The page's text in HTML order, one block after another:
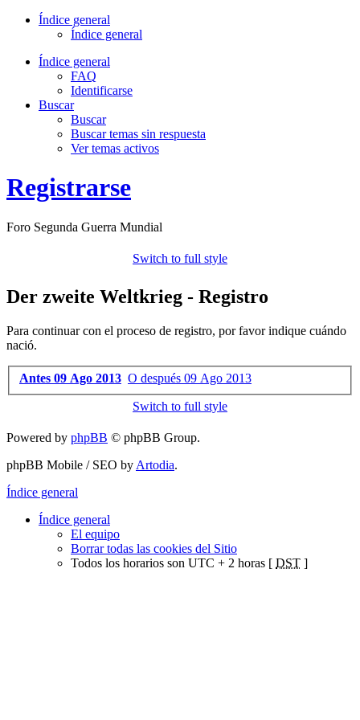
Índice general
Índice general
Índice general
FAQ
Identificarse
Buscar
Buscar
Buscar temas sin respuesta
Ver temas activos
Registrarse
Foro Segunda Guerra Mundial
Switch to full style
Der zweite Weltkrieg - Registro
Para continuar con el proceso de registro, por favor indique cuándo
nació.
Antes 09 Ago 2013 O después 09 Ago 2013
Switch to full style
Powered by phpBB © phpBB Group.
phpBB Mobile / SEO by Artodia.
Índice general
Índice general
El equipo
Borrar todas las cookies del Sitio
Todos los horarios son UTC + 2 horas [ DST ]